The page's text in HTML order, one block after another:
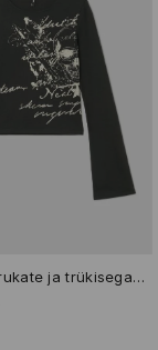
Pikkade varrukate ja trükisega T-särk